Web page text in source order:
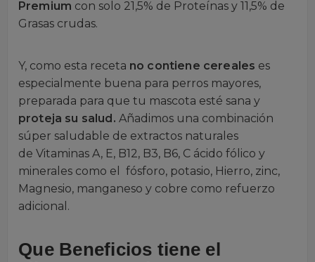
Premium con solo 21,5% de Proteínas y 11,5% de
Grasas crudas.
Y, como esta receta no contiene cereales es
especialmente buena para perros mayores,
preparada para que tu mascota esté sana y
proteja su salud. Añadimos una combinación
súper saludable de extractos naturales
de Vitaminas A, E, B12, B3, B6, C ácido fólico y
minerales como el fósforo, potasio, Hierro, zinc,
Magnesio, manganeso y cobre como refuerzo
adicional.
Que Beneficios tiene el